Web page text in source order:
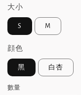
大小
S M
顔色
黑 白杏
數量